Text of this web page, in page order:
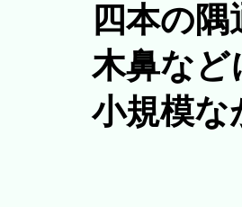
通し柱は
に見られ
がら総体